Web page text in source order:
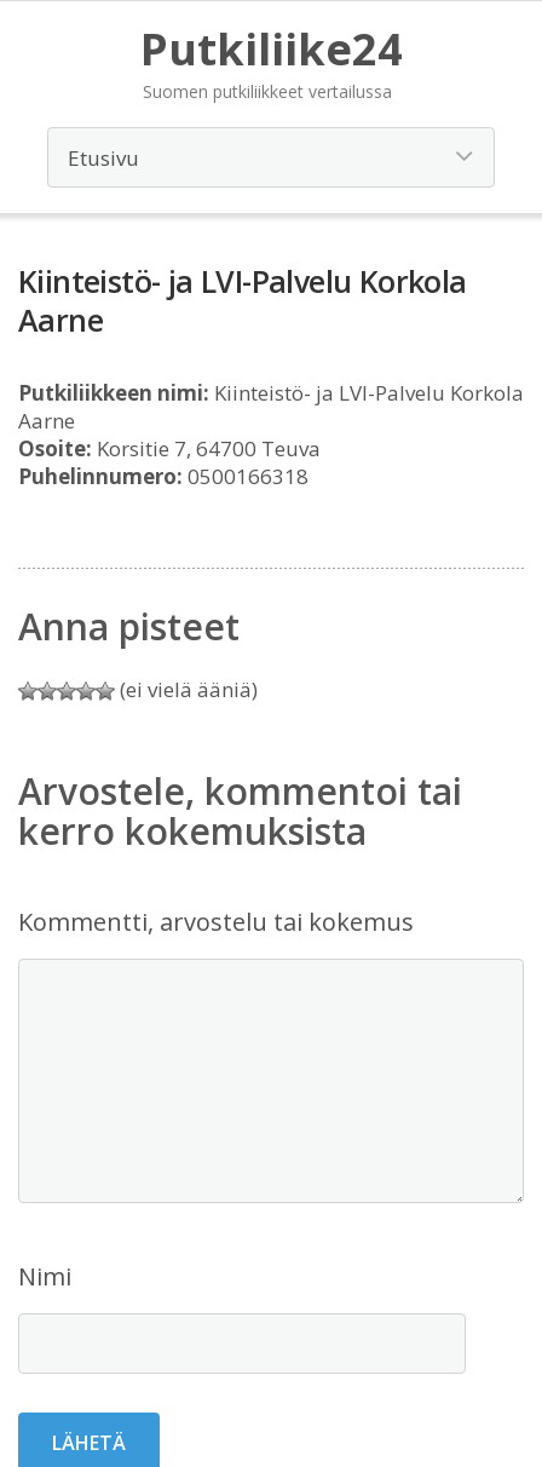
Putkiliike24
Suomen putkiliikkeet vertailussa
Kiinteistö- ja LVI-Palvelu Korkola
Aarne
Putkiliikkeen nimi: Kiinteistö- ja LVI-Palvelu Korkola
Aarne
Osoite: Korsitie 7, 64700 Teuva
Puhelinnumero: 0500166318
Anna pisteet
(ei vielä ääniä)
Arvostele, kommentoi tai
kerro kokemuksista
Kommentti, arvostelu tai kokemus
Nimi